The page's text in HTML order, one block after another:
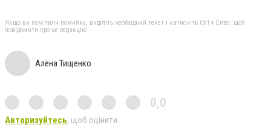
Якщо ви помітили помилку, виділіть необхідний текст і натисніть Ctrl + Enter, щоб
повідомити про це редакцію
Алёна Тищенко
0,0
Авторизуйтесь, щоб оцінити